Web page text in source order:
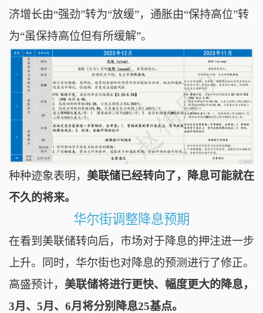
济增长由“强劲”转为“放缓”，通胀由“保持高位”转
为“虽保持高位但有所缓解”。
种种迹象表明， 美联储已经转向了，降息可能就在
不久的将来。
华尔街调整降息预期
在看到美联储转向后，市场对于降息的押注进一步
上升。
同时，华尔街也对降息的预测进行了修正。
高盛预计， 美联储将进行更快、幅度更大的降息，
3月、5月、6月将分别降息25基点。